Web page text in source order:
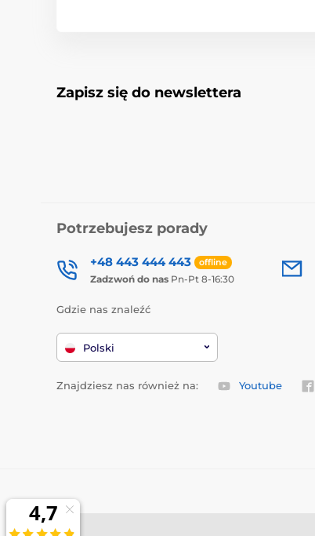
Zapisz się do newslettera
Potrzebujesz porady
+48 443 444 443 offline
Zadzwoń do nas Pn-Pt 8-16:30
Gdzie nas znaleźć
Polski
Znajdziesz nas również na: Youtube